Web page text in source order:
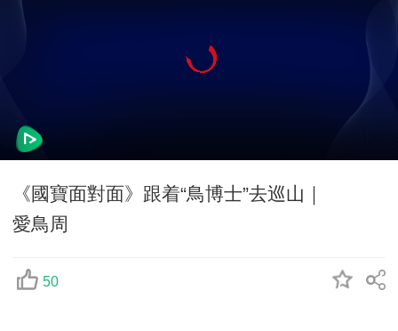
《國寶面對面》跟着“鳥博士”去巡山｜
愛鳥周
50